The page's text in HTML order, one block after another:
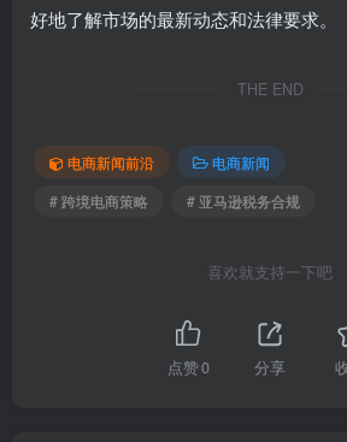
好地了解市场的最新动态和法律要求。
THE END
电商新闻前沿
电商新闻
# 跨境电商策略
# 亚马逊税务合规
喜欢就支持一下吧
点赞0 分享